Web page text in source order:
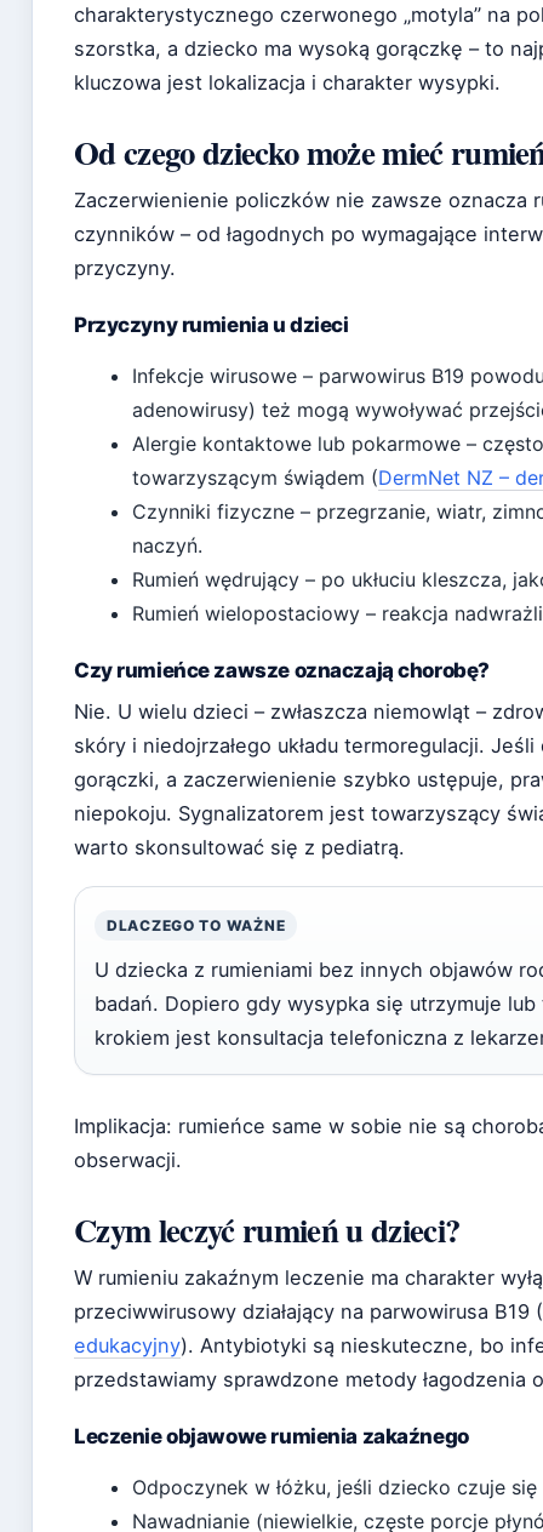
charakterystycznego czerwonego „motyla” na
szorstka, a dziecko ma wysoką gorączkę – to
kluczowa jest lokalizacja i charakter wysypki.
Od czego dziecko może mieć
Zaczerwienienie policzków nie zawsze oznacza
czynników – od łagodnych po wymagające
przyczyny.
Przyczyny rumienia u dzieci
Infekcje wirusowe – parwowirus B19
adenowirusy) też mogą wywoływać
Alergie kontaktowe lub pokarmowe –
towarzyszącym świądem (DermNet NZ –
Czynniki fizyczne – przegrzanie, wiatr,
naczyń.
Rumień wędrujący – po ukłuciu kleszcza,
Rumień wielopostaciowy – reakcja
Czy rumieńce zawsze oznaczają chorobę?
Nie. U wielu dzieci – zwłaszcza niemowląt –
skóry i niedojrzałego układu termoregulacji.
gorączki, a zaczerwienienie szybko ustępuje,
niepokoju. Sygnalizatorem jest towarzyszący
warto skonsultować się z pediatrą.
DLACZEGO TO WAŻNE
U dziecka z rumieniami bez innych objawów
badań. Dopiero gdy wysypka się utrzymuje
krokiem jest konsultacja telefoniczna z
Implikacja: rumieńce same w sobie nie są
obserwacji.
Czym leczyć rumień u dzieci?
W rumieniu zakaźnym leczenie ma charakter
przeciwwirusowy działający na parwowirusa B19 (
edukacyjny). Antybiotyki są nieskuteczne, bo
przedstawiamy sprawdzone metody łagodzenia
Leczenie objawowe rumienia zakaźnego
Odpoczynek w łóżku, jeśli dziecko czuje się
Nawadnianie (niewielkie, częste porcje